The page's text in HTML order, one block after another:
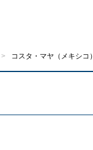
コスタ・マヤ（メキシコ）